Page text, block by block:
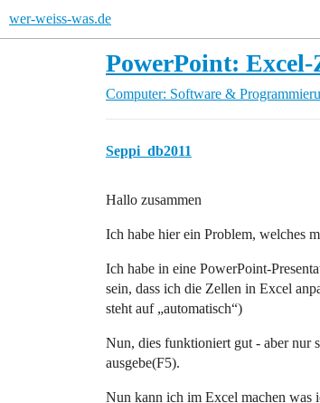
wer-weiss-was.de
PowerPoint:
Computer: Software &
Seppi_db2011
Hallo zusammen
Ich habe hier ein Problem, welches
Ich habe in eine PowerPoint-
sein, dass ich die Zellen in Excel
steht auf „automatisch“)
Nun, dies funktioniert gut - aber nur
ausgebe(F5).
Nun kann ich im Excel machen was